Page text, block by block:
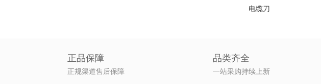
电缆刀
正品保障
正规渠道售后保障
品类齐全
一站采购持续上新